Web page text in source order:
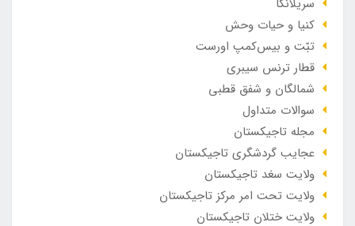
سریلانکا
کنیا و حیات وحش
تبّت و بیس‌کمپ اورست
قطار ترنس سیبری
شمالگان و شفق قطبی
سوالات متداول
مجله تاجیکستان
عجایب گردشگری تاجیکستان
ولایت سغد تاجیکستان
ولایت تحت امر مرکز تاجیکستان
ولایت ختلان تاجیکستان